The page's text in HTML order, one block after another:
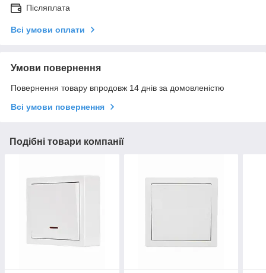
Післяплата
Всі умови оплати
Умови повернення
Повернення товару впродовж 14 днів за домовленістю
Всі умови повернення
Подібні товари компанії